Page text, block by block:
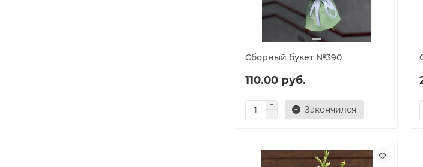
Cборный букет №390
110.00 руб.
Закончился